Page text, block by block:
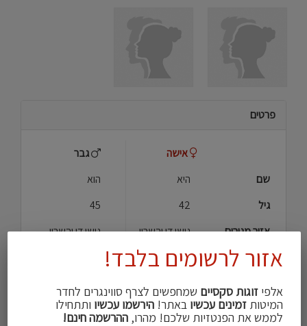
פרטים
אישה
גבר
שם
היא
הוא
גיל
42
45
אזור מגורים
גושן דן והשרון
גושן דן והשרון
גובה
155
הכי מושך אצלי
עיניים
עיניים
אזור לרשומים בלבד!
אלפיזוגות סקסיים שמחפשים לצרף סווינגרים לחדר
המיטותזמינים עכשיו באתר!הירשמו עכשיו ותתחילו
לממש את הפנטזיות שלכם! מהרו,ההרשמה חינם!